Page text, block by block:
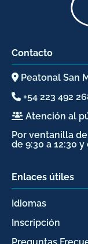
Contacto
Peatonal San
+54 223 492
Atención al
Por ventanilla
de 9:30 a 12:30 y
Enlaces útiles
Idiomas
Inscripción